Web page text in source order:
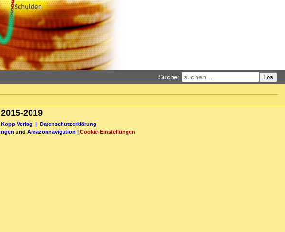
Suche: Los
2019
Kopp-Verlag |
Datenschutzerklärung
und Amazonnavigation Cookie-Einstellungen